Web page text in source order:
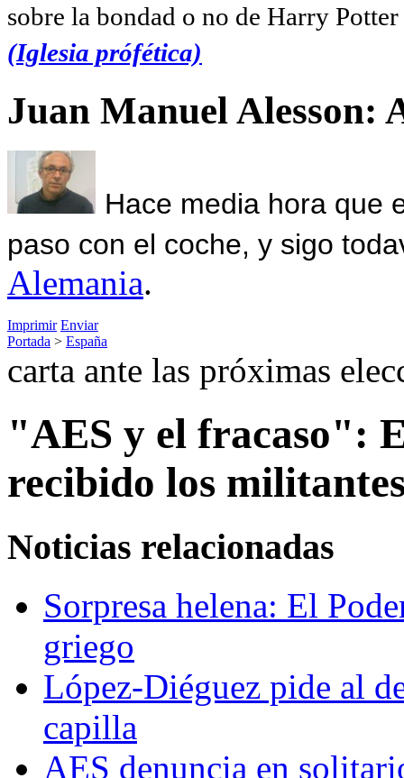
sobre la bondad o no de Harry
(Iglesia prófética)
Juan Manuel Alesson:
Hace media hora que
paso con el coche, y sigo
Alemania.
Imprimir Enviar
Portada > España
carta ante las próximas
"AES y el fracaso":
recibido los
Noticias relacionadas
Sorpresa helena: El
griego
López-Diéguez pide al
capilla
AES denuncia en